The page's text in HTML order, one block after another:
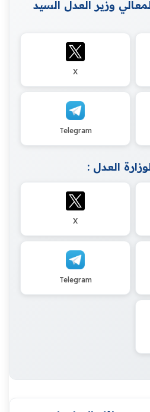
وزير العدل السيد
X
Telegram
العدل :
X
Telegram